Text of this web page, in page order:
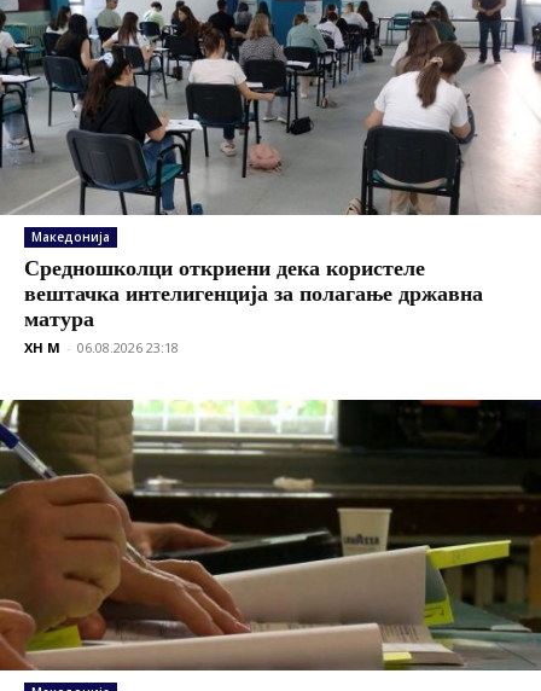
Македонија
Средношколци откриени дека користеле
вештачка интелигенција за полагање државна
матура
XH M - 06.08.2026 23:18